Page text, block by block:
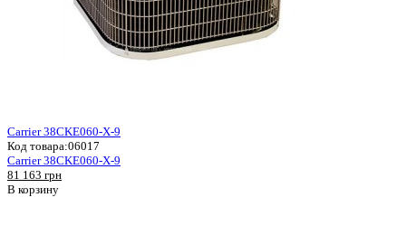
Carrier 38CKE060-X-9
Код товара:06017
Carrier 38CKE060-X-9
81 163 грн
В корзину